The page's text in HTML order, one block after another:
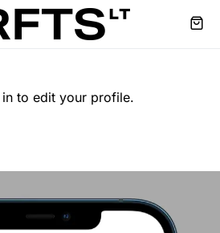
to edit your profile.